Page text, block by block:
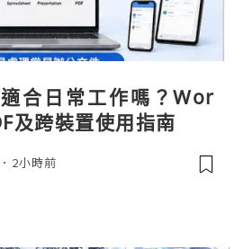
合日常工作嗎？Wor
及跨裝置使用指南
2小時前